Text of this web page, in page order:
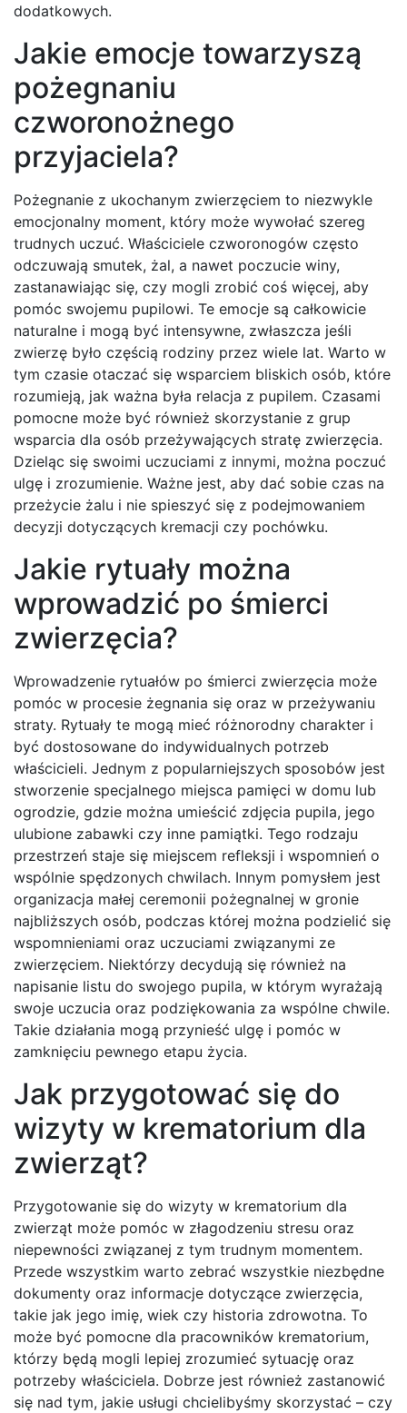
dodatkowych.
Jakie emocje towarzyszą
pożegnaniu
czworonożnego
przyjaciela?
Pożegnanie z ukochanym zwierzęciem to niezwykle
emocjonalny moment, który może wywołać szereg
trudnych uczuć. Właściciele czworonogów często
odczuwają smutek, żal, a nawet poczucie winy,
zastanawiając się, czy mogli zrobić coś więcej, aby
pomóc swojemu pupilowi. Te emocje są całkowicie
naturalne i mogą być intensywne, zwłaszcza jeśli
zwierzę było częścią rodziny przez wiele lat. Warto w
tym czasie otaczać się wsparciem bliskich osób, które
rozumieją, jak ważna była relacja z pupilem. Czasami
pomocne może być również skorzystanie z grup
wsparcia dla osób przeżywających stratę zwierzęcia.
Dzieląc się swoimi uczuciami z innymi, można poczuć
ulgę i zrozumienie. Ważne jest, aby dać sobie czas na
przeżycie żalu i nie spieszyć się z podejmowaniem
decyzji dotyczących kremacji czy pochówku.
Jakie rytuały można
wprowadzić po śmierci
zwierzęcia?
Wprowadzenie rytuałów po śmierci zwierzęcia może
pomóc w procesie żegnania się oraz w przeżywaniu
straty. Rytuały te mogą mieć różnorodny charakter i
być dostosowane do indywidualnych potrzeb
właścicieli. Jednym z popularniejszych sposobów jest
stworzenie specjalnego miejsca pamięci w domu lub
ogrodzie, gdzie można umieścić zdjęcia pupila, jego
ulubione zabawki czy inne pamiątki. Tego rodzaju
przestrzeń staje się miejscem refleksji i wspomnień o
wspólnie spędzonych chwilach. Innym pomysłem jest
organizacja małej ceremonii pożegnalnej w gronie
najbliższych osób, podczas której można podzielić się
wspomnieniami oraz uczuciami związanymi ze
zwierzęciem. Niektórzy decydują się również na
napisanie listu do swojego pupila, w którym wyrażają
swoje uczucia oraz podziękowania za wspólne chwile.
Takie działania mogą przynieść ulgę i pomóc w
zamknięciu pewnego etapu życia.
Jak przygotować się do
wizyty w krematorium dla
zwierząt?
Przygotowanie się do wizyty w krematorium dla
zwierząt może pomóc w złagodzeniu stresu oraz
niepewności związanej z tym trudnym momentem.
Przede wszystkim warto zebrać wszystkie niezbędne
dokumenty oraz informacje dotyczące zwierzęcia,
takie jak jego imię, wiek czy historia zdrowotna. To
może być pomocne dla pracowników krematorium,
którzy będą mogli lepiej zrozumieć sytuację oraz
potrzeby właściciela. Dobrze jest również zastanowić
się nad tym, jakie usługi chcielibyśmy skorzystać – czy